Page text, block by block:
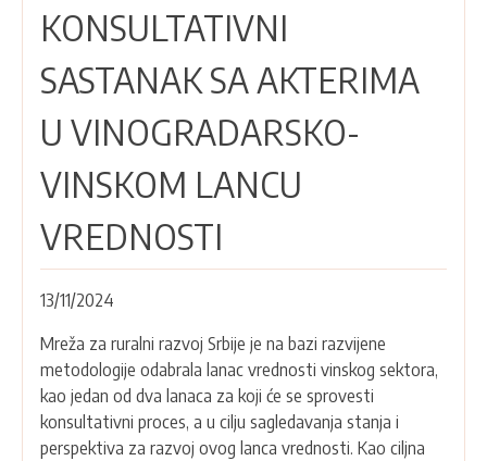
RURALNI RAZVOJ
UMREŽAVANJE
PARTNERI
KONTAKTI
KONSULTATIVNI
SASTANAK SA AKTERIMA
U VINOGRADARSKO-
VINSKOM LANCU
VREDNOSTI
13/11/2024
Mreža za ruralni razvoj Srbije je na bazi razvijene
metodologije odabrala lanac vrednosti vinskog sektora,
kao jedan od dva lanaca za koji će se sprovesti
konsultativni proces, a u cilju sagledavanja stanja i
perspektiva za razvoj ovog lanca vrednosti. Kao ciljna